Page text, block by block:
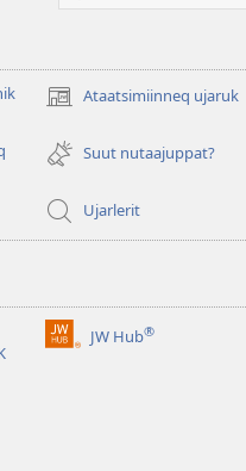
Ataatsimiinneq ujaruk
(opens
window)Suut nutaajuppat?
Ujarlerit
JW Hub®
(opens